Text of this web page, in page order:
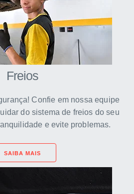
Freios
Confie em nossa equipe
do sistema de freios do seu
e evite problemas.
SAIBA MAIS